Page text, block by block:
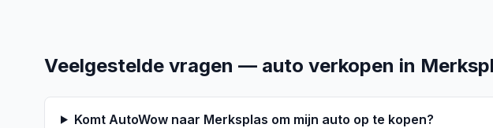
Veelgestelde vragen — auto verkopen in
Komt AutoWow naar Merksplas om mijn auto op te kopen?